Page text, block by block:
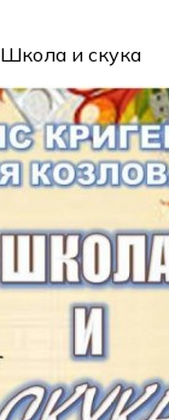
Школа и скука